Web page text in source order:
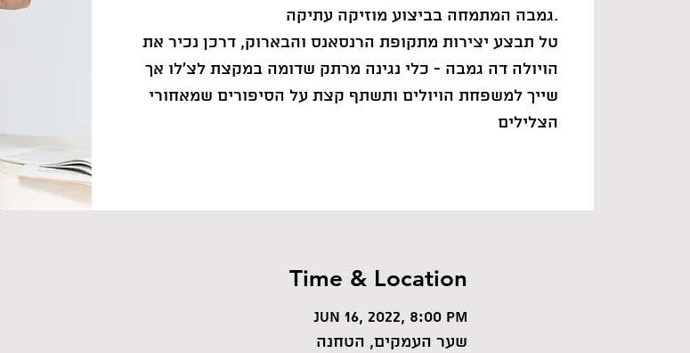
גמבה המתמחה בביצוע מוזיקה עתיקה.
טל תבצע יצירות מתקופת הרנסאנס והבארוק, דרכן נכיר את
הויולה דה גמבה - כלי נגינה מרתק שדומה במקצת לצ'לו אך
שייך למשפחת הויולים ותשתף קצת על הסיפורים שמאחורי
Time & Location
Jun 16, 2022, 8:00 PM
שער העמקים, הטחנה